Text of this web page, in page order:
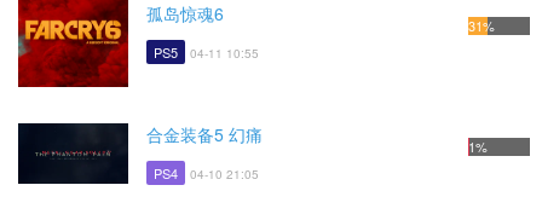
孤岛惊魂6
PS5 04-11 10:55
31%
合金装备5 幻痛
PS4 04-10 21:05
1%